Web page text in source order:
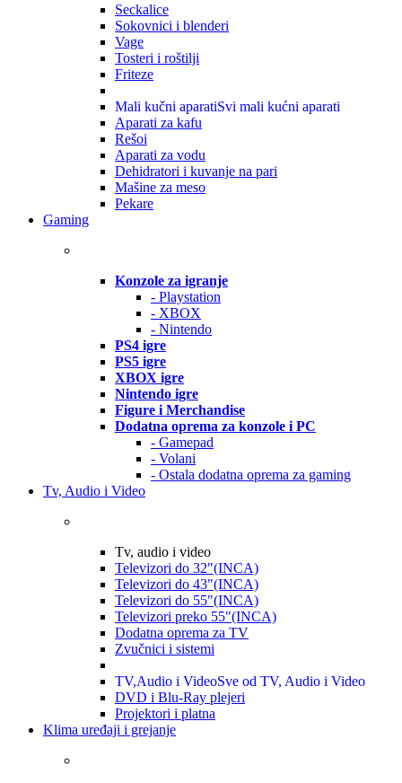
Seckalice
Sokovnici i blenderi
Vage
Tosteri i roštilji
Friteze
Mali kučni aparatiSvi mali kućni aparati
Aparati za kafu
Rešoi
Aparati za vodu
Dehidratori i kuvanje na pari
Mašine za meso
Pekare
Gaming
Konzole za igranje
- Playstation
- XBOX
- Nintendo
PS4 igre
PS5 igre
XBOX igre
Nintendo igre
Figure i Merchandise
Dodatna oprema za konzole i PC
- Gamepad
- Volani
- Ostala dodatna oprema za gaming
Tv, Audio i Video
Tv, audio i video
Televizori do 32"(INCA)
Televizori do 43"(INCA)
Televizori do 55"(INCA)
Televizori preko 55"(INCA)
Dodatna oprema za TV
Zvučnici i sistemi
TV,Audio i VideoSve od TV, Audio i Video
DVD i Blu-Ray plejeri
Projektori i platna
Klima uređaji i grejanje